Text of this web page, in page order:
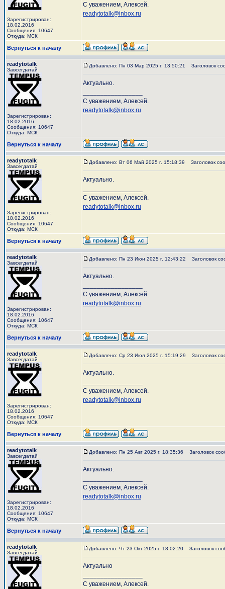
Зарегистрирован:
18.02.2016
Сообщения: 10647
Откуда: МСК
С уважением, Алексей.
readytotalk@inbox.ru
Вернуться к началу
readytotalk
Завсегдатай
Зарегистрирован:
18.02.2016
Сообщения: 10647
Откуда: МСК
Добавлено: Пн 03 Мар 2025 г. 13:50:21 Заголовок
Актуально.
С уважением, Алексей.
readytotalk@inbox.ru
Вернуться к началу
readytotalk
Завсегдатай
Зарегистрирован:
18.02.2016
Сообщения: 10647
Откуда: МСК
Добавлено: Вт 06 Май 2025 г. 15:18:39 Заголовок
Актуально.
С уважением, Алексей.
readytotalk@inbox.ru
Вернуться к началу
readytotalk
Завсегдатай
Зарегистрирован:
18.02.2016
Сообщения: 10647
Откуда: МСК
Добавлено: Пн 23 Июн 2025 г. 12:43:22 Заголовок
Актуально.
С уважением, Алексей.
readytotalk@inbox.ru
Вернуться к началу
readytotalk
Завсегдатай
Зарегистрирован:
18.02.2016
Сообщения: 10647
Откуда: МСК
Добавлено: Ср 23 Июл 2025 г. 15:19:29 Заголовок
Актуально.
С уважением, Алексей.
readytotalk@inbox.ru
Вернуться к началу
readytotalk
Завсегдатай
Зарегистрирован:
18.02.2016
Сообщения: 10647
Откуда: МСК
Добавлено: Пн 25 Авг 2025 г. 18:35:36 Заголовок
Актуально.
С уважением, Алексей.
readytotalk@inbox.ru
Вернуться к началу
readytotalk
Завсегдатай
Добавлено: Чт 23 Окт 2025 г. 18:02:20 Заголовок
Актуально
С уважением, Алексей.